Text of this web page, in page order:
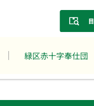
緑区赤十字奉仕団